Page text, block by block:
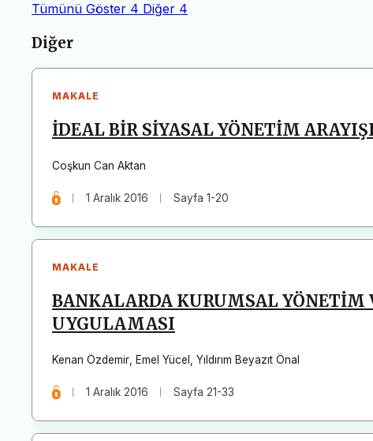
Tümünü Göster 4 Diğer 4
Makaleler
Diğer
MAKALE
İDEAL BİR SİYASAL YÖNETİM
Coşkun Can Aktan
1 Aralık 2016 Sayfa 1-20
MAKALE
BANKALARDA KURUMSAL YÖNETİM
UYGULAMASI
Kenan Özdemir Emel Yücel Yıldırım Beyazıt Önal
1 Aralık 2016 Sayfa 21-33